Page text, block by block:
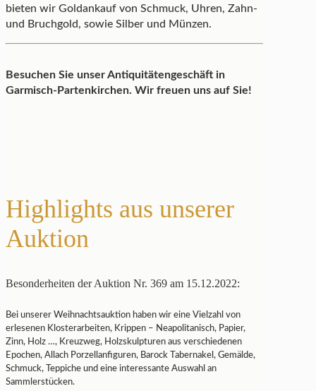
bieten wir Goldankauf von Schmuck, Uhren, Zahn-
und Bruchgold, sowie Silber und Münzen.
Besuchen Sie unser Antiquitätengeschäft in
Garmisch-Partenkirchen. Wir freuen uns auf Sie!
Highlights aus unserer
Auktion
Besonderheiten der Auktion Nr. 369 am 15.12.2022:
Bei unserer Weihnachtsauktion haben wir eine Vielzahl von
erlesenen Klosterarbeiten, Krippen – Neapolitanisch, Papier,
Zinn, Holz …, Kreuzweg, Holzskulpturen aus verschiedenen
Epochen, Allach Porzellanfiguren, Barock Tabernakel, Gemälde,
Schmuck, Teppiche und eine interessante Auswahl an
Sammlerstücken.